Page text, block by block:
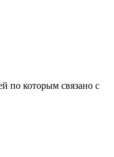
по которым связано с